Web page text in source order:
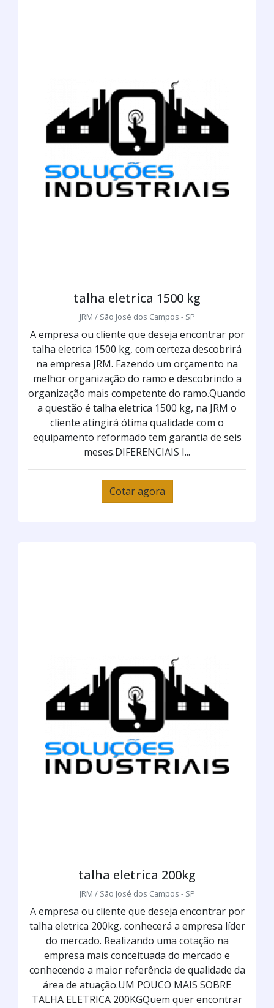
talha eletrica 1500 kg
JRM / São José dos Campos - SP
A empresa ou cliente que deseja encontrar por
talha eletrica 1500 kg, com certeza descobrirá
na empresa JRM. Fazendo um orçamento na
melhor organização do ramo e descobrindo a
organização mais competente do ramo.Quando
a questão é talha eletrica 1500 kg, na JRM o
cliente atingirá ótima qualidade com o
equipamento reformado tem garantia de seis
meses.DIFERENCIAIS I...
Cotar agora
talha eletrica 200kg
JRM / São José dos Campos - SP
A empresa ou cliente que deseja encontrar por
talha eletrica 200kg, conhecerá a empresa líder
do mercado. Realizando uma cotação na
empresa mais conceituada do mercado e
conhecendo a maior referência de qualidade da
área de atuação.UM POUCO MAIS SOBRE
TALHA ELETRICA 200KGQuem quer encontrar